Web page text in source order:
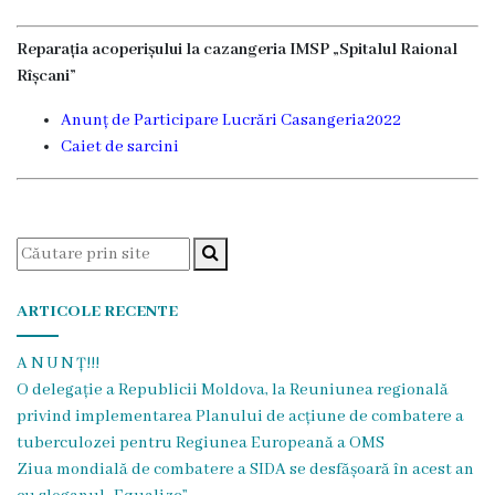
Transparență
Anunțuri
Invitații
de
Achiziții
publice
Rapoarte
Contracte
Posturi
Reparația acoperișului la cazangeria IMSP „Spitalul Raional
Rîșcani”
Anunț de Participare Lucrări Casangeria2022
Caiet de sarcini
ARTICOLE RECENTE
A N U N Ț!!!
O delegație a Republicii Moldova, la Reuniunea regională
privind implementarea Planului de acțiune de combatere a
tuberculozei pentru Regiunea Europeană a OMS
Ziua mondială de combatere a SIDA se desfășoară în acest an